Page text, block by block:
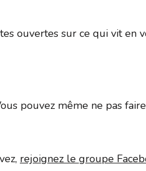
ouvertes sur ce qui vit en
pouvez même ne pas
rejoignez le groupe